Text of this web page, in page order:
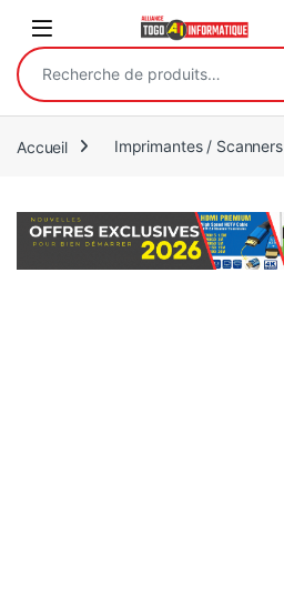
Open
Recherche pour :
Accueil Imprimantes / Scanners